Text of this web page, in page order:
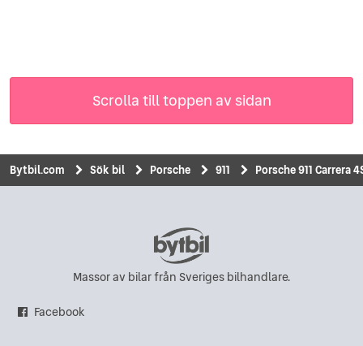
Scrolla till toppen av sidan
Bytbil.com Sök bil Porsche 911 Porsche 911 Carrera
Massor av bilar från Sveriges bilhandlare.
Facebook